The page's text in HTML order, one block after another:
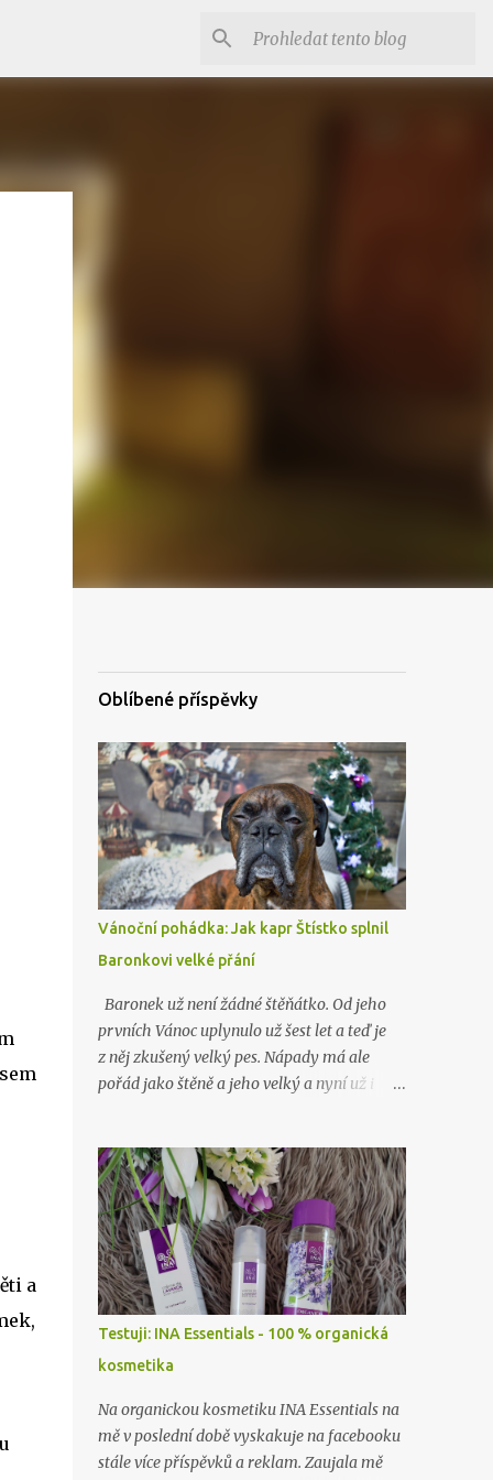
a
Oblíbené příspěvky
Vánoční pohádka: Jak kapr Štístko splnil
Baronkovi velké přání
Baronek už není žádné štěňátko. Od jeho
prvních Vánoc uplynulo už šest let a teď je
z něj zkušený velký pes. Nápady má ale
pořád jako štěně a jeho velký a nyní už i
Vánocích…
Testuji: INA Essentials - 100 % organická
kosmetika
Na organickou kosmetiku INA Essentials na
mě v poslední době vyskakuje na facebooku
stále více příspěvků a reklam. Zaujala mě